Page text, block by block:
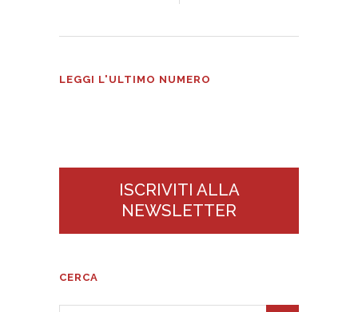
LEGGI L'ULTIMO NUMERO
Tecnologie Alimentari n°3
ISCRIVITI ALLA
NEWSLETTER
CERCA